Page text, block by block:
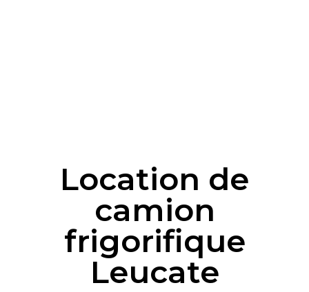
Location de
camion
frigorifique
Leucate